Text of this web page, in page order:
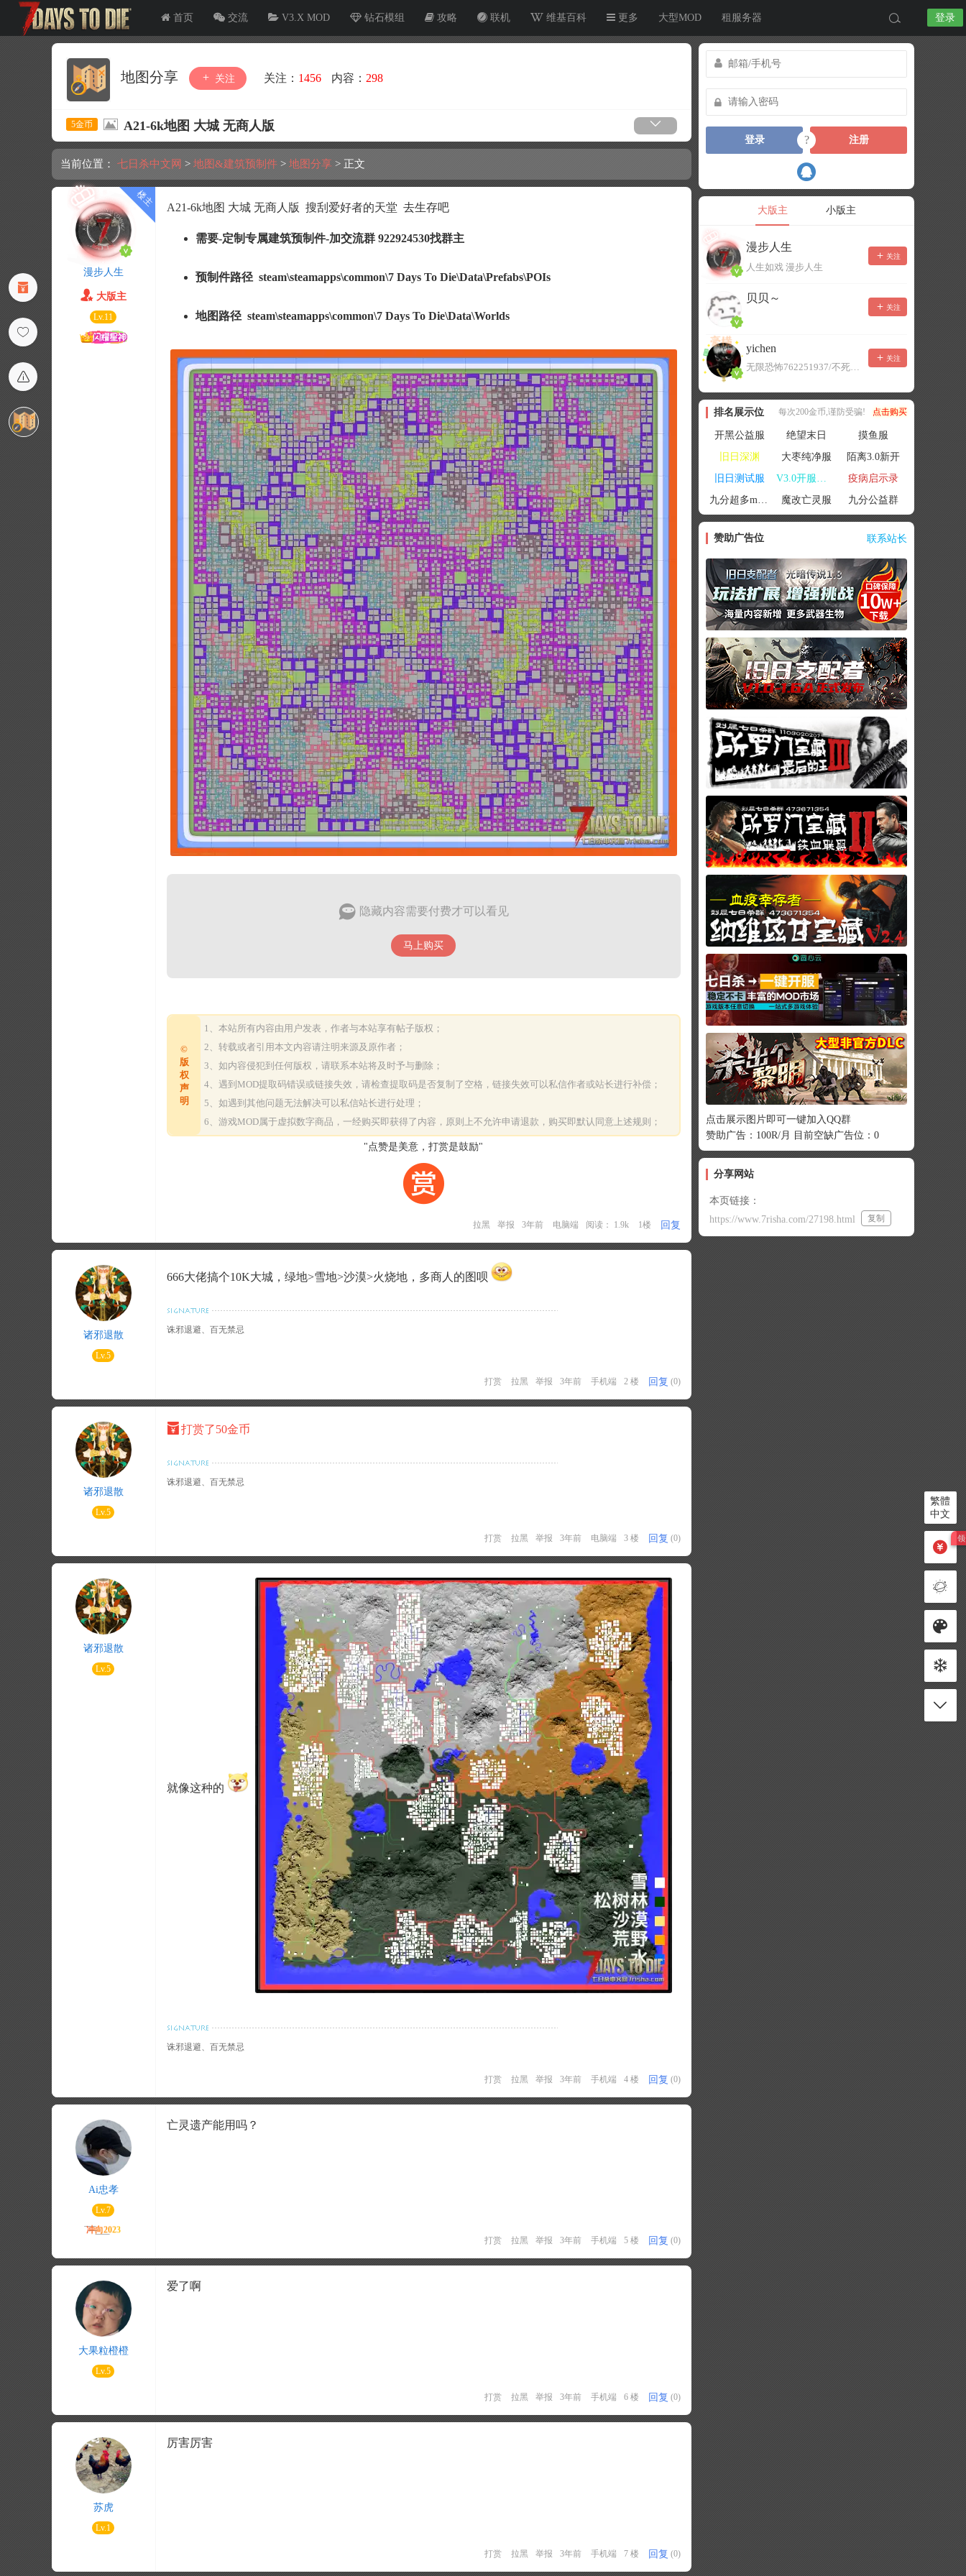
首页 交流 V3.X MOD 钻石模组 攻略 联机 维基百科 更多 大型MOD 租服务器 登录
地图分享 关注 关注： 1456 内容： 298
5金币 A21-6k地图 大城 无商人版
当前位置： 七日杀中文网 > 地图&建筑预制件 > 地图分享 > 正文
漫步人生
大版主
Lv.11
A21-6k地图 大城 无商人版 搜刮爱好者的天堂 去生存吧
需要-定制专属建筑预制件-加交流群 922924530找群主
预制件路径 steam\steamapps\common\7 Days To Die\Data\Prefabs\POIs
地图路径 steam\steamapps\common\7 Days To Die\Data\Worlds
隐藏内容需要付费才可以看见
马上购买
©
版
权
声
明
1、本站所有内容由用户发表，作者与本站享有帖子版权；
2、转载或者引用本文内容请注明来源及原作者；
3、如内容侵犯到任何版权，请联系本站将及时予与删除；
4、遇到MOD提取码错误或链接失效，请检查提取码是否复制了空格，链接失效可以私信作者或站长进行补偿；
5、如遇到其他问题无法解决可以私信站长进行处理；
6、游戏MOD属于虚拟数字商品，一经购买即获得了内容，原则上不允许申请退款，购买即默认同意上述规则；
"点赞是美意，打赏是鼓励"
拉黑 举报 3年前 电脑端 阅读： 1.9k 1楼 回复
诸邪退散
Lv.5
666大佬搞个10K大城，绿地>雪地>沙漠>火烧地，多商人的图呗
诛邪退避、百无禁忌
打赏 拉黑 举报 3年前 手机端 2 楼 回复 (0)
诸邪退散
Lv.5
打赏了50金币
诛邪退避、百无禁忌
打赏 拉黑 举报 3年前 电脑端 3 楼 回复 (0)
诸邪退散
Lv.5
就像这种的
诛邪退避、百无禁忌
打赏 拉黑 举报 3年前 手机端 4 楼 回复 (0)
Ai忠孝
Lv.7
亡灵遗产能用吗？
打赏 拉黑 举报 3年前 手机端 5 楼 回复 (0)
大果粒橙橙
Lv.5
爱了啊
打赏 拉黑 举报 3年前 手机端 6 楼 回复 (0)
苏虎
Lv.1
厉害厉害
打赏 拉黑 举报 3年前 手机端 7 楼 回复 (0)
登录 ? 注册
大版主 小版主
漫步人生
人生如戏 漫步人生
关注
贝贝～
关注
yichen
无限恐怖762251937/不死者末日1080207504
关注
排名展示位 每次200金币,谨防受骗! 点击购买
开黑公益服 绝望末日
摸鱼服
旧日深渊
大枣纯净服
陌离3.0新开
旧日测试服
V3.0开服联机
疫病启示录
九分超多mod群
魔改亡灵服 九分公益群
赞助广告位 联系站长
点击展示图片即可一键加入QQ群
赞助广告：100R/月 目前空缺广告位：0
分享网站
本页链接：
https://www.7risha.com/27198.html
复制
繁體
中文